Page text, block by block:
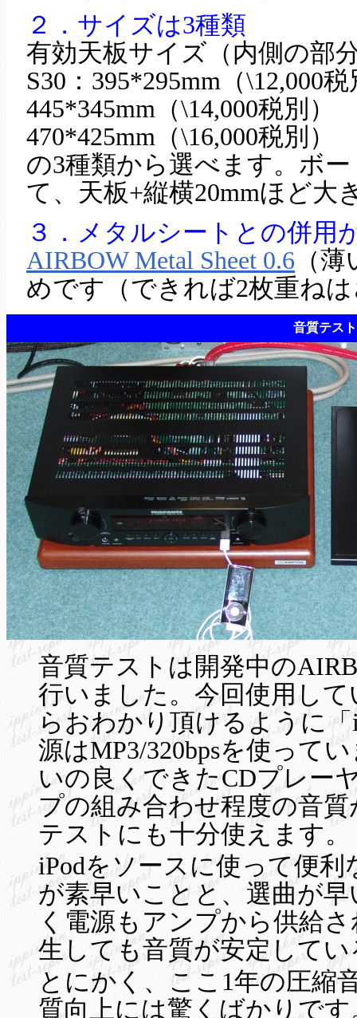
２．サイズは3種類
有効天板サイズ（内側の部
S30：395*295mm（
445*345mm（\14,000税別
470*425mm（\16,000税別）
の3種類から選べます。ボ
て、天板+縦横20mmほど大
３．メタルシートとの併用
AIRBOW Metal Sheet 0.6 （
めです（できれば2枚重ね
音質テスト
音質テストは開発中の
行いました。今回使用し
らおわかり頂けるように
源はMP3/320bpsを使って
いの良くできたCDプレー
プの組み合わせ程度の音
テストにも十分使えます。
iPodをソースに使って便
が素早いことと、選曲が
く電源もアンプから供給
生しても音質が安定して
とにかく、ここ1年の圧縮
質向上には驚くばかりです